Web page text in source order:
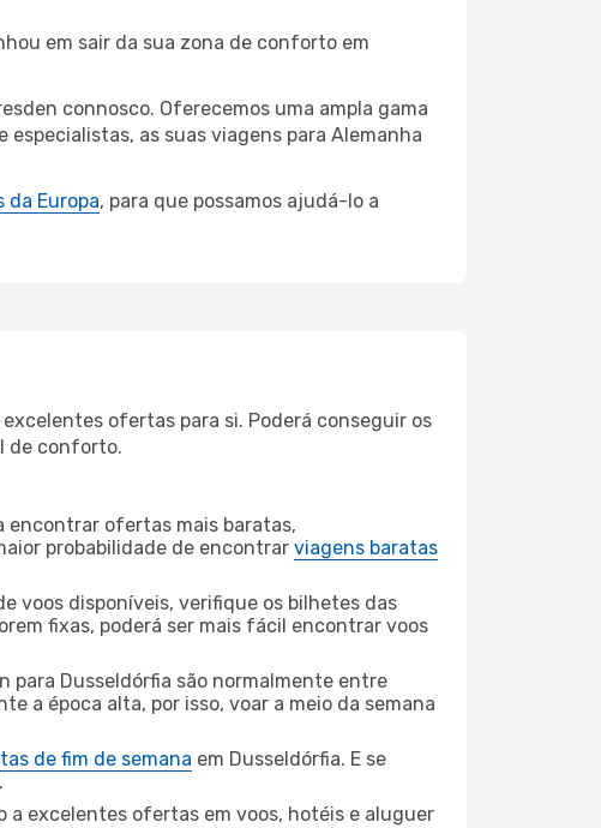
em sair da sua zona de conforto em
connosco. Oferecemos uma ampla gama
as suas viagens para Alemanha
da Europa, para que possamos ajudá-lo a
excelentes ofertas para si. Poderá conseguir os
de conforto.
encontrar ofertas mais baratas,
probabilidade de encontrar viagens baratas
voos disponíveis, verifique os bilhetes das
fixas, poderá ser mais fácil encontrar voos
para Dusseldórfia são normalmente entre
a época alta, por isso, voar a meio da semana
de fim de semana em Dusseldórfia. E se
a excelentes ofertas em voos, hotéis e aluguer